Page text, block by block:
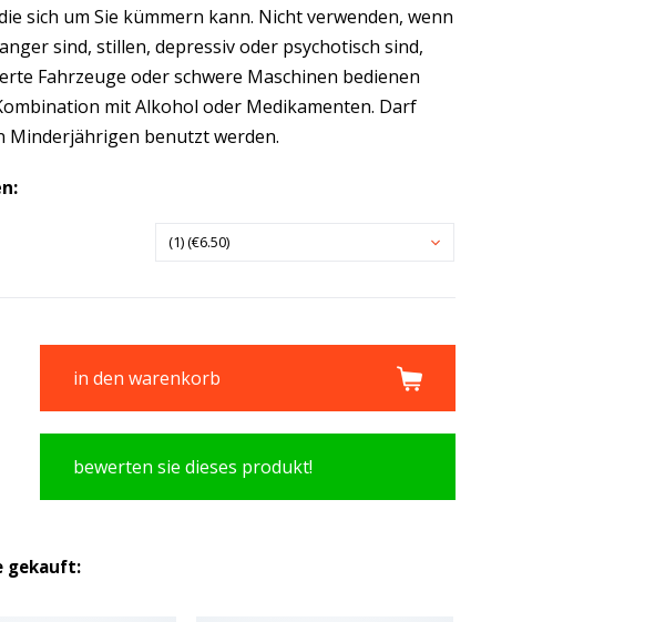
sich um Sie kümmern kann. Nicht verwenden, wenn
sind, stillen, depressiv oder psychotisch sind,
Fahrzeuge oder schwere Maschinen bedienen
mit Alkohol oder Medikamenten. Darf
Minderjährigen benutzt werden.
(1) (€6.50)
in den warenkorb
bewerten sie dieses produkt!
gekauft: